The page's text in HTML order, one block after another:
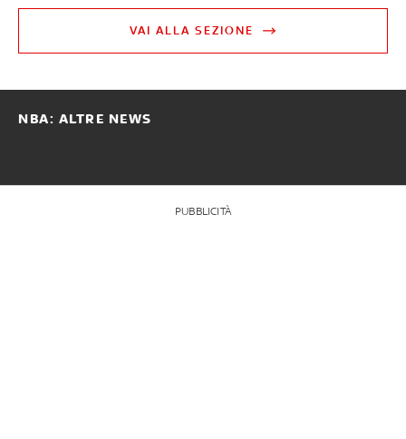
VAI ALLA SEZIONE
NBA: ALTRE NEWS
PUBBLICITÀ